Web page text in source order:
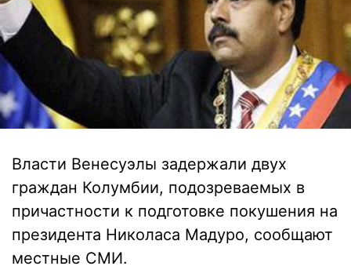
Власти Венесуэлы задержали двух
граждан Колумбии, подозреваемых в
причастности к подготовке покушения на
президента Николаса Мадуро, сообщают
местные СМИ.